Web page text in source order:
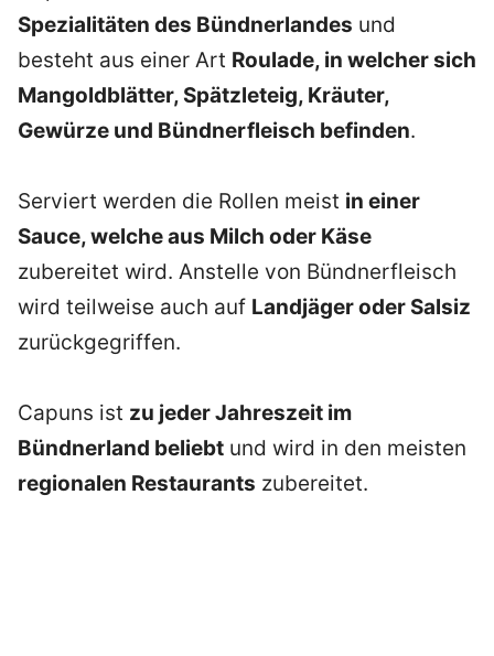
Spezialitäten des Bündnerlandes und
besteht aus einer Art Roulade, in welcher sich
Mangoldblätter, Spätzleteig, Kräuter,
Gewürze und Bündnerfleisch befinden.
Serviert werden die Rollen meist in einer
Sauce, welche aus Milch oder Käse
zubereitet wird. Anstelle von Bündnerfleisch
wird teilweise auch auf Landjäger oder Salsiz
zurückgegriffen.
Capuns ist zu jeder Jahreszeit im
Bündnerland beliebt und wird in den meisten
regionalen Restaurants zubereitet.